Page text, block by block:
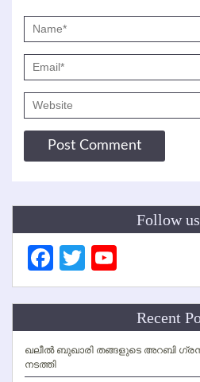
Follow
Facebook
Twitter
Channel
Recent
ഖലീല്‍ ബുഖാരി തങ്ങളുടെ അറബി
നടത്തി